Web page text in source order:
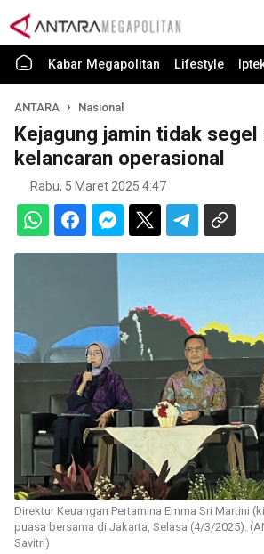
Kabar Megapolitan Lifestyle
ANTARA Nasional
Kejagung jamin tidak
kelancaran operasional
Rabu, 5 Maret 2025 4:47
Direktur Keuangan Pertamina Emma Sri Martini
puasa bersama di Jakarta, Selasa (4/3/2025).
Savitri)